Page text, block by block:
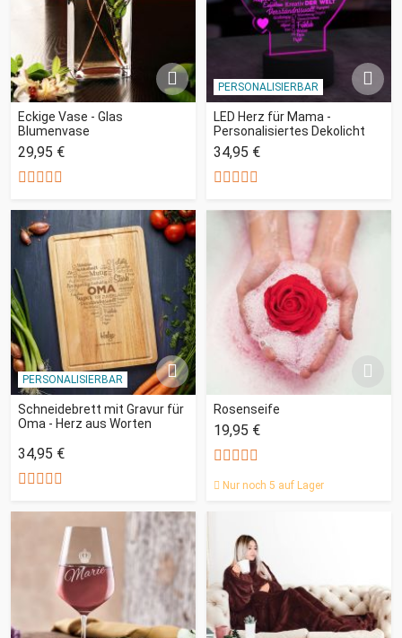
Eckige Vase - Glas
Blumenvase
29,95 €
PERSONALISIERBAR
LED Herz für Mama -
Personalisiertes Dekolicht
34,95 €
PERSONALISIERBAR
Schneidebrett mit Gravur für
Oma - Herz aus Worten
34,95 €
Rosenseife
19,95 €
Nur noch 5 auf Lager